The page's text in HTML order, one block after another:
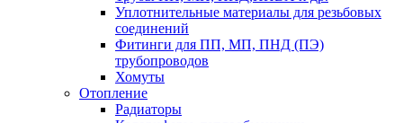
Уплотнительные материалы для резьбовых
соединений
Фитинги для ПП, МП, ПНД (ПЭ)
трубопроводов
Хомуты
Отопление
Радиаторы